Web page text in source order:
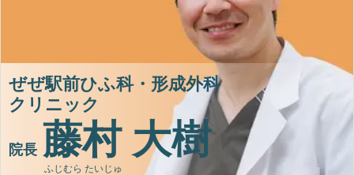
ぜぜ駅前ひふ科・形成外科
クリニック
院長 藤村 大樹
ふじむら たいじゅ